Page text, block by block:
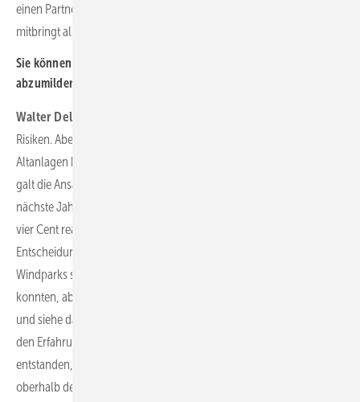
einen Partner auf der Handelsseite, der ganz andere Kompetenzen
mitbringt als sie in der Windbranche verbreitet sind.
Sie können den kleinen Betreibern also helfen, Risiken
abzumildern?
Walter Delabar:
Risiken. Aber manchmal lohnt sich das Risiko auch. Beim Thema
Altanlagen kann eine Festpreisvergütung auch scheitern. Ende 2020
galt die Ansage: Versuche einen Festpreis zu kriegen, damit Du das
nächste Jahr überlebst. Wir haben damals Festpreise von drei bis
vier Cent realisiert. Aber das Jahr 2021 hat uns gezeigt, dass diese
Entscheidung falsch war: Wir hatten ein schlechtes Windjahr. Viele
Windparks schafften es zu überleben, wenn sie ihre Kosten halten
konnten, aber mehr nicht. Andere sind in den Spotpreis gegangen,
und siehe da: Die Windparks sind im letzten Jahr prosperiert. Aus
den Erfahrungen im vergangenen Jahr sind PPA-Modelle
entstanden, bei denen Festpreise vereinbart werden können, die
oberhalb des anzulegenden Wertes liegen. Das baut sich auf